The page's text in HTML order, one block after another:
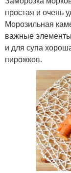
простая и очень
Морозильная
важные
и для супа
пирожков.